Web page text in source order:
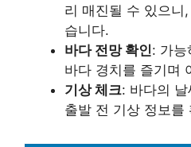
리 매진될 수 있으니
습니다.
바다 전망 확인: 가능
바다 경치를 즐기며
기상 체크: 바다의
출발 전 기상 정보를